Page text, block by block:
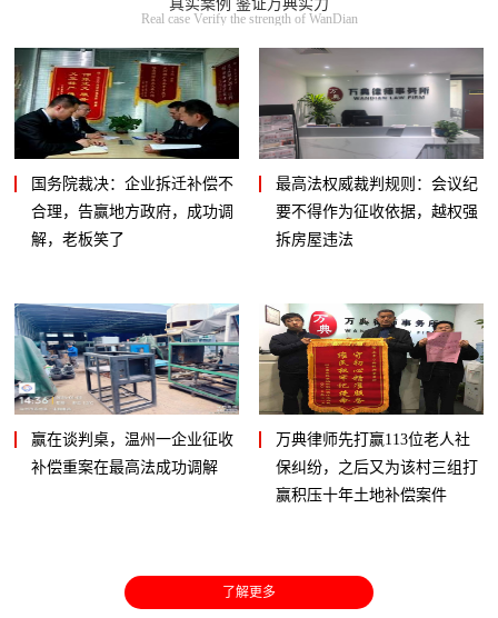
真实案例 鉴证万典实力
Real case Verify the strength of WanDian
国务院裁决：企业拆迁补偿不
合理，告赢地方政府，成功调
解，老板笑了
最高法权威裁判规则：会议纪
要不得作为征收依据，越权强
拆房屋违法
赢在谈判桌，温州一企业征收
补偿重案在最高法成功调解
万典律师先打赢113位老人社
保纠纷，之后又为该村三组打
赢积压十年土地补偿案件
了解更多